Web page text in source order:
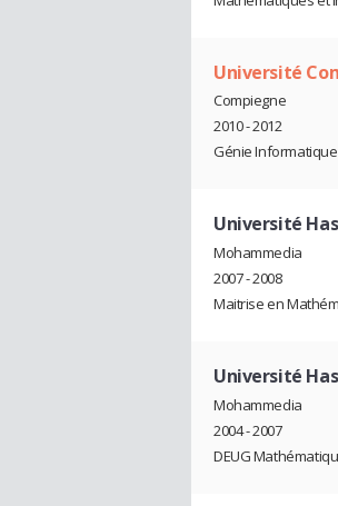
Université
Compiegne
2010 - 2012
Génie
Université
Mohammedia
2007 - 2008
Maitrise en
Université
Mohammedia
2004 - 2007
DEUG